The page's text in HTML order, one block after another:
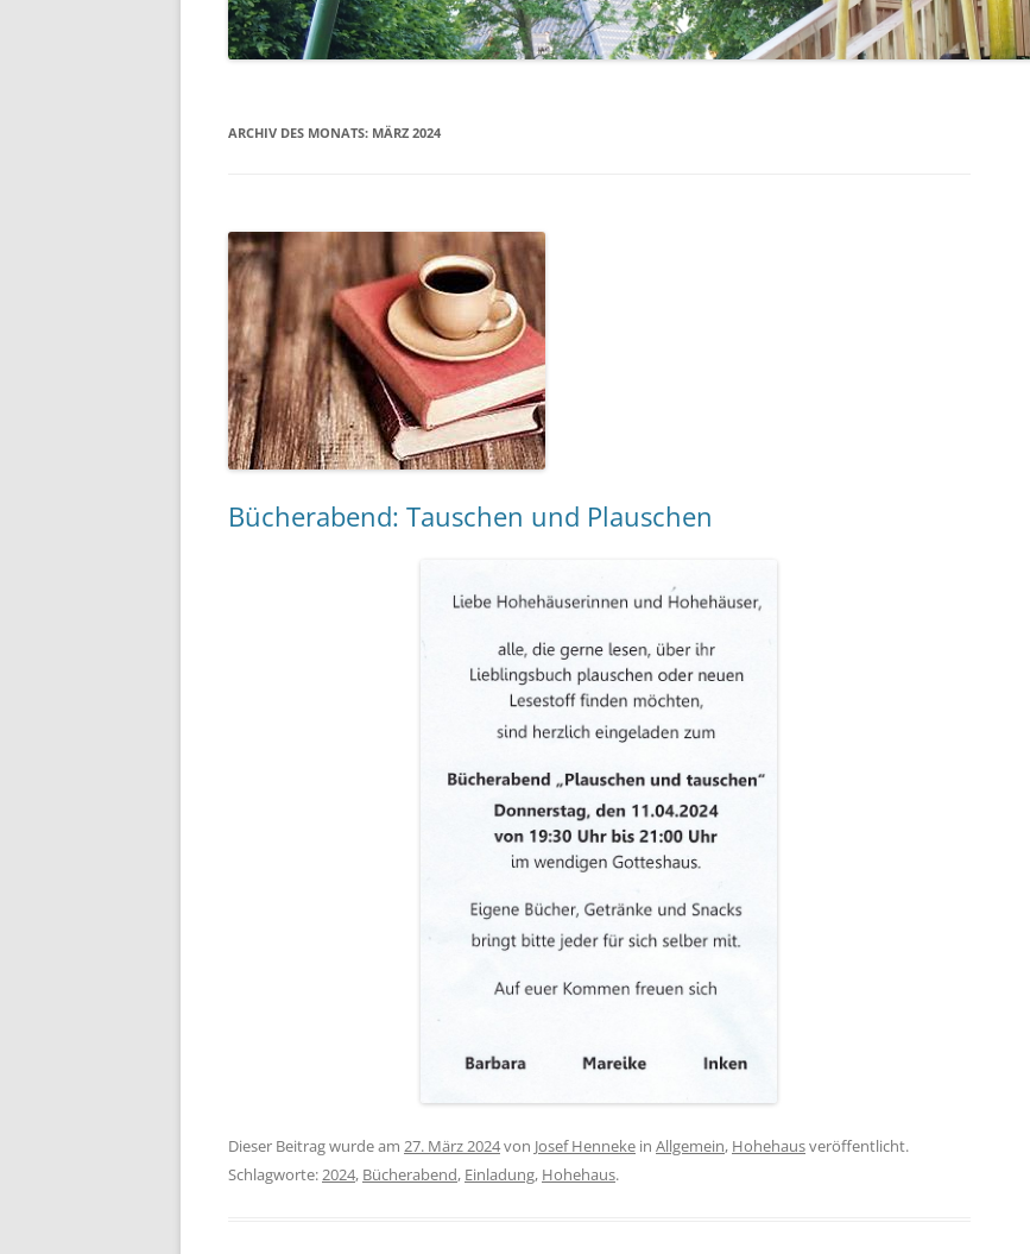
1971 – 1980
1961 – 1970
STERNSINGER / HEILIGE DREI
KÖNIGE
EHRENMAL
UNSER DORF HAT ZUKUNFT
LUFTBILDER
ARCHIV DES MONATS: MÄRZ 2024
Bücherabend: Tauschen und Plauschen
Dieser Beitrag wurde am 27. März 2024von Josef Henneke in Allgemein, Hohehausveröffentlicht.
Schlagworte:2024, Bücherabend, Einladung, Hohehaus.